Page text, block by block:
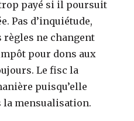
payé si il poursuit
Pas d’inquiétude,
règles ne changent
pour dons aux
Le fisc la
puisqu’elle
la mensualisation.